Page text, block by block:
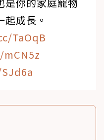
是你的家庭寵物
成長。
TaOqB